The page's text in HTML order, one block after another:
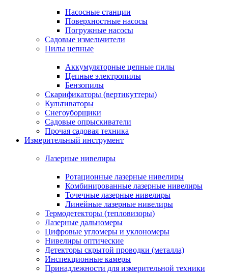
Насосные станции
Поверхностные насосы
Погружные насосы
Садовые измельчители
Пилы цепные
Аккумуляторные цепные пилы
Цепные электропилы
Бензопилы
Скарификаторы (вертикуттеры)
Культиваторы
Снегоуборщики
Садовые опрыскиватели
Прочая садовая техника
Измерительный инструмент
Лазерные нивелиры
Ротационные лазерные нивелиры
Комбинированные лазерные нивелиры
Точечные лазерные нивелиры
Линейные лазерные нивелиры
Термодетекторы (тепловизоры)
Лазерные дальномеры
Цифровые угломеры и уклономеры
Нивелиры оптические
Детекторы скрытой проводки (металла)
Инспекционные камеры
Принадлежности для измерительной техники